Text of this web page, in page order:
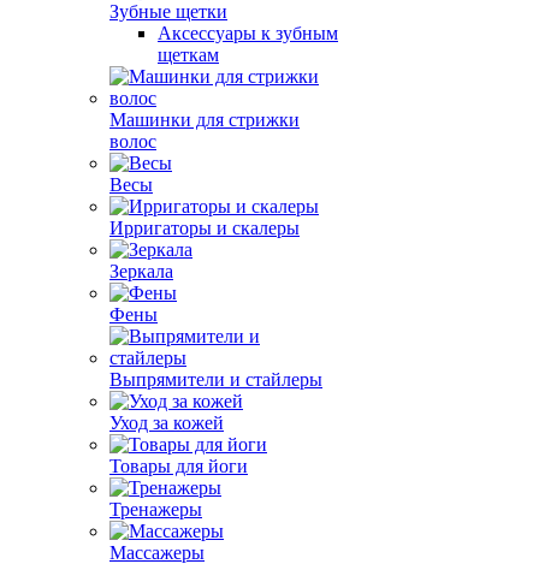
Зубные щетки
Аксессуары к зубным
щеткам
Машинки для стрижки
волос
Весы
Ирригаторы и скалеры
Зеркала
Фены
Выпрямители и стайлеры
Уход за кожей
Товары для йоги
Тренажеры
Массажеры